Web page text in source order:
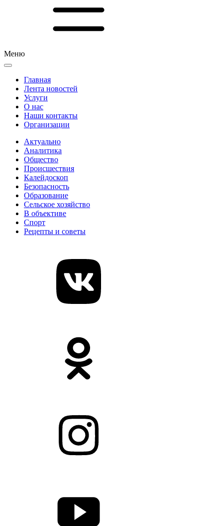
Меню
Главная
Лента новостей
Услуги
О нас
Наши контакты
Организации
Актуально
Аналитика
Общество
Происшествия
Калейдоскоп
Безопасность
Образование
Сельское хозяйство
В объективе
Спорт
Рецепты и советы